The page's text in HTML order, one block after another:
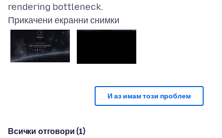
Прикачени екранни снимки
И аз имам този проблем
Всички отговори (1)